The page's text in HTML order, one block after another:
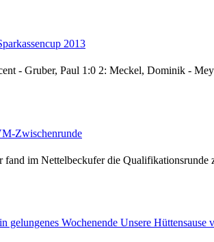
2013
- Gruber, Paul 1:0 2: Meckel, Dominik -
Zwischenrunde
fand im Nettelbeckufer die
gelungenes Wochenende Unsere Hüttensause